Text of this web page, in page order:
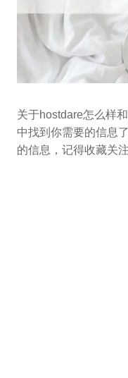
关于hostdare怎么样
中找到你需要的信息
的信息，记得收藏关注